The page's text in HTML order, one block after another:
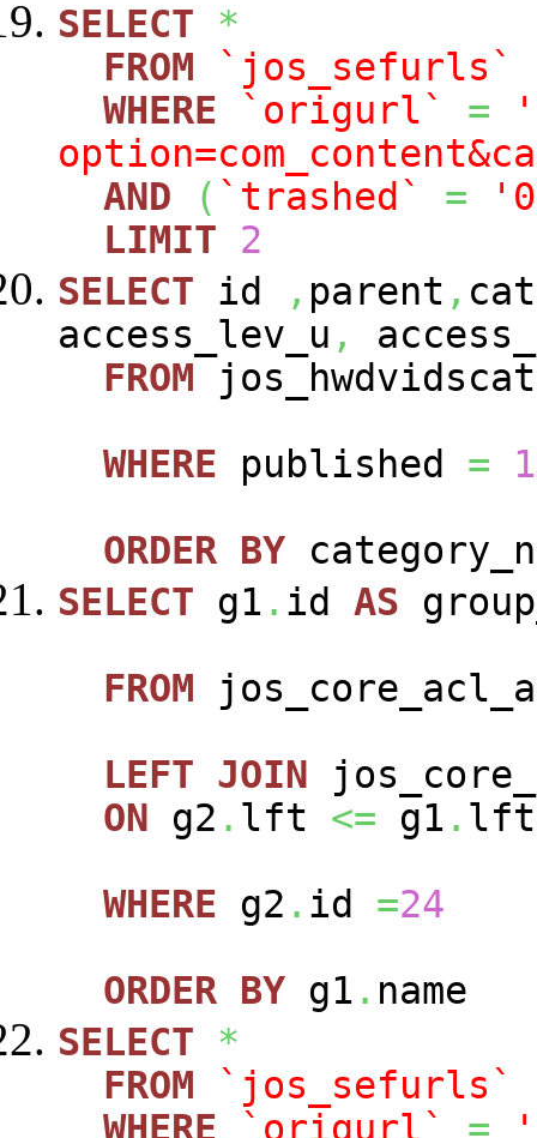
SELECT
*
FROM
`jos_sefurls`
WHERE
`origurl` =
AND
( `trashed` =
LIMIT
2
SELECT id , parent ,
access_lev_u ,
FROM
WHERE published =
1
ORDER BY
SELECT g1 . id AS
FROM
LEFT JOIN
ON g2 . lft <= g1 . lft
WHERE g2 . id =24
ORDER BY g1 . name
SELECT
*
FROM
`jos_sefurls`
WHERE
`origurl` =